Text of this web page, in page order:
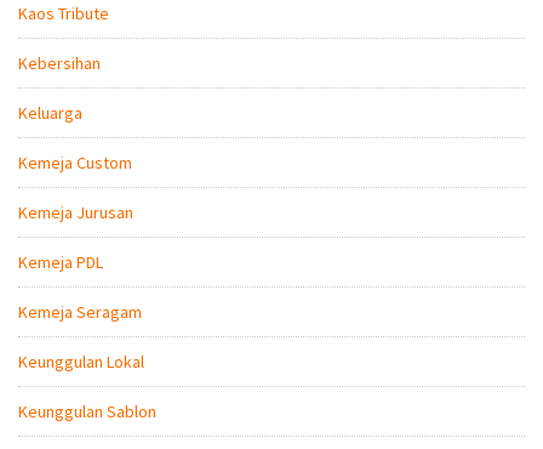
Kaos Tribute
Kebersihan
Keluarga
Kemeja Custom
Kemeja Jurusan
Kemeja PDL
Kemeja Seragam
Keunggulan Lokal
Keunggulan Sablon